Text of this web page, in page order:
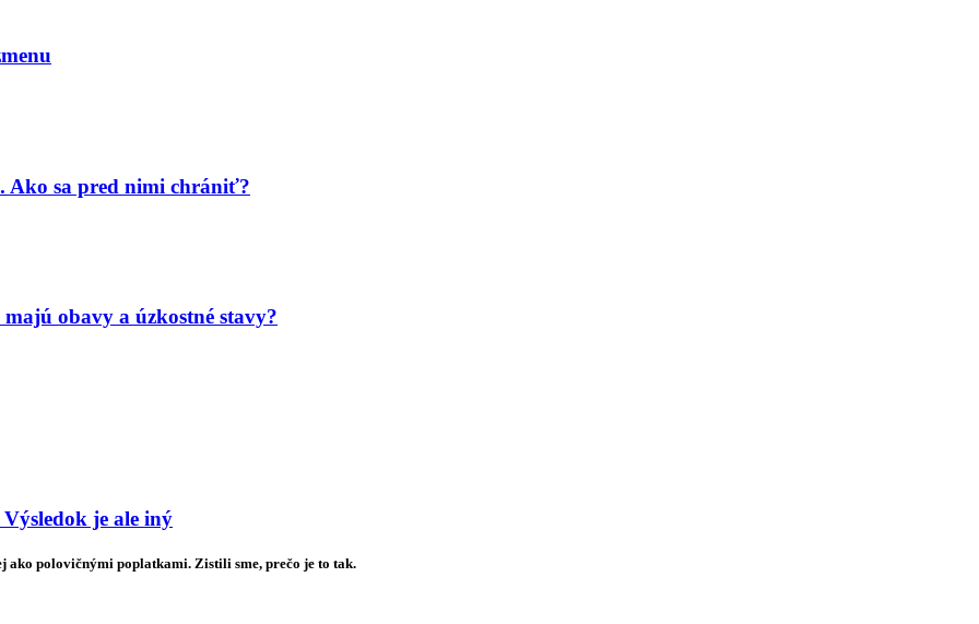
Ako sa pred nimi chrániť?
obavy a úzkostné stavy?
je ale iný
ako polovičnými poplatkami. Zistili sme, prečo je to tak.